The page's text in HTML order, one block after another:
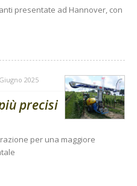
presentate ad Hannover, con
2025
precisi
per una maggiore